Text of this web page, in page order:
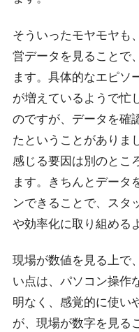
そういったモヤモヤも
営データを見ることで
ます。具体的なエピソ
が増えているようで忙
のですが、データを確
たということがありま
感じる要因は別のとこ
ます。きちんとデータ
ンできることで、スタ
や効率化に取り組める
現場が数値を見る上で
い点は、パソコン操作
明なく、感覚的に使い
が、現場が数字を見る